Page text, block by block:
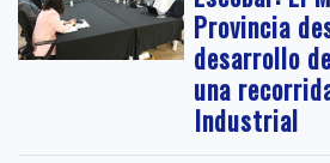
Provincia
desarrollo
una
Industrial